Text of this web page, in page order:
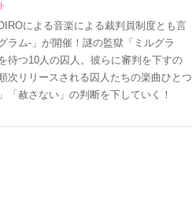
による音楽による裁判員制度とも言
ラム-」が開催！謎の監獄「ミルグラ
待つ10人の囚人。彼らに審判を下すの
次リリースされる囚人たちの楽曲ひとつ
「赦さない」の判断を下していく！